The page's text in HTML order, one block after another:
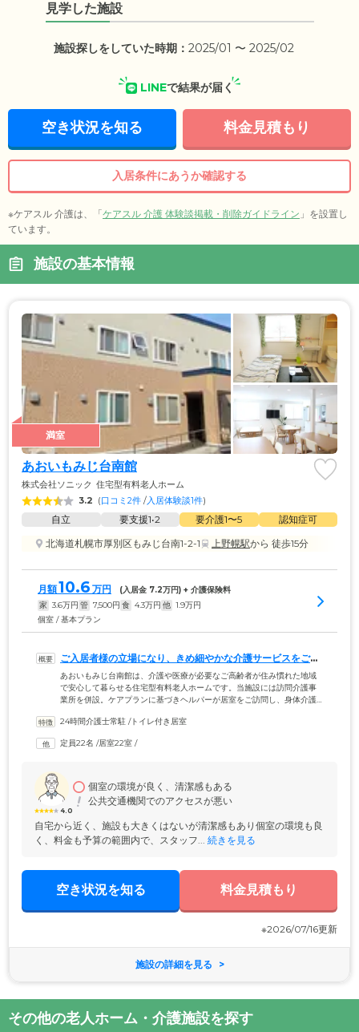
見学した施設
施設探しをしていた時期： 2025/01 〜 2025/02
LINEで結果が届く
空き状況を知る 料金見積もり
入居条件にあうか確認する
※ケアスル 介護は、「ケアスル 介護 体験談掲載・削除ガイドライン 」を設置し
ています。
施設の基本情報
満室
あおいもみじ台南館
株式会社ソニック 住宅型有料老人ホーム
3.2 (口コミ2件 /入居体験談1件)
自立 要支援1•2 要介護1〜5
認知症可
北海道札幌市厚別区もみじ台南1-2-1
上野幌駅から 徒歩15分
月額10.6 万円 (入居金 7.2万円) + 介護保険料
家 3.6万円 管 7,500円 食 4.3万円 他 1.9万円
個室 / 基本プラン
ご入居者様の立場になり、きめ細やかな介護サービスをご提
供いたします
あおいもみじ台南館は、介護や医療が必要なご高齢者が住み慣れた地域
で安心して暮らせる住宅型有料老人ホームです。当施設には訪問介護事
業所を併設。ケアプランに基づきヘルパーが居室をご訪問し、身体介護
利用が可能です。医療処置やリハビリなど、ご入居者様の心身の状態に
る施設づくりを目指すとともに、ご入居者様の立場になったサービス提
24時間介護士常駐 /トイレ付き居室
定員22名 /居室22室 /
4.0
個室の環境が良く、清潔感もある
公共交通機関でのアクセスが悪い
自宅から近く、施設も大きくはないが清潔感もあり個室の環境も良
く、料金も予算の範囲内で、スタッフ... 続きを見る
空き状況を知る 料金見積もり
※2026/07/16更新
施設の詳細を見る
その他の老人ホーム・介護施設を探す